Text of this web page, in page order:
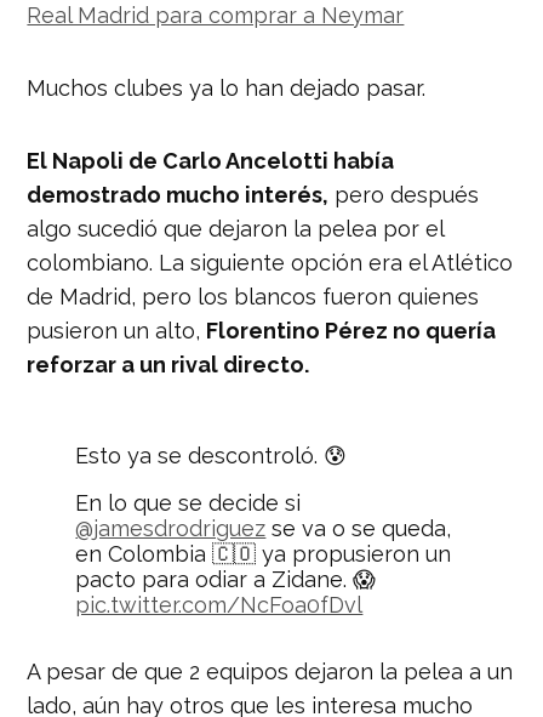
Real Madrid para comprar a Neymar
Muchos clubes ya lo han dejado pasar.
El Napoli de Carlo Ancelotti había
demostrado mucho interés, pero después
algo sucedió que dejaron la pelea por el
colombiano. La siguiente opción era el Atlético
de Madrid, pero los blancos fueron quienes
pusieron un alto, Florentino Pérez no quería
reforzar a un rival directo.
Esto ya se descontroló. 😰
En lo que se decide si
@jamesdrodriguez se va o se queda,
en Colombia 🇨🇴 ya propusieron un
pacto para odiar a Zidane. 😱
pic.twitter.com/NcFoa0fDvl
(@naciondeportes_)August 13, 2019
A pesar de que 2 equipos dejaron la pelea a un
lado, aún hay otros que les interesa mucho